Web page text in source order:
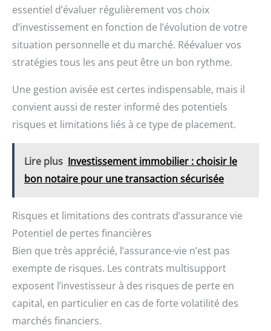
essentiel d’évaluer régulièrement vos choix
d’investissement en fonction de l’évolution de votre
situation personnelle et du marché. Réévaluer vos
stratégies tous les ans peut être un bon rythme.
Une gestion avisée est certes indispensable, mais il
convient aussi de rester informé des potentiels
risques et limitations liés à ce type de placement.
Lire plus Investissement immobilier : choisir le
bon notaire pour une transaction sécurisée
Risques et limitations des contrats d’assurance vie
Potentiel de pertes financières
Bien que très apprécié, l’assurance-vie n’est pas
exempte de risques. Les contrats multisupport
exposent l’investisseur à des risques de perte en
capital, en particulier en cas de forte volatilité des
marchés financiers.